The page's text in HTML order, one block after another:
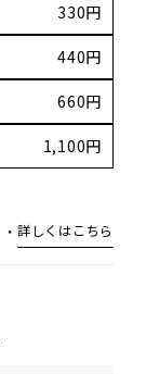
詳しくはこちら
330円
440円
660円
1,100円